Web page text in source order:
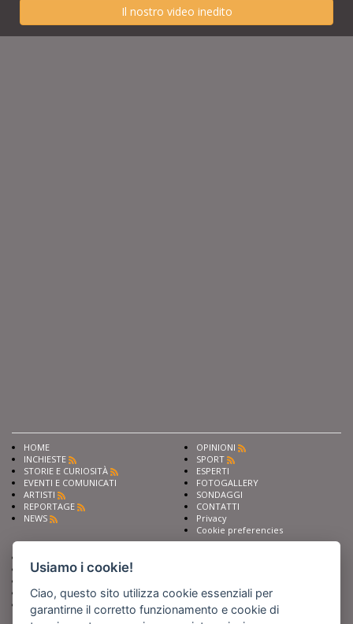
Il nostro video inedito
HOME
INCHIESTE
STORIE E CURIOSITÀ
EVENTI E COMUNICATI
ARTISTI
REPORTAGE
NEWS
OPINIONI
SPORT
ESPERTI
FOTOGALLERY
SONDAGGI
CONTATTI
Privacy
Cookie preferencies
Scrivi alla redazione
Sostieni Barinedita
Iscriviti al nostro corso di
giornalismo
Usiamo i cookie!
Ciao, questo sito utilizza cookie essenziali per
garantirne il corretto funzionamento e cookie di